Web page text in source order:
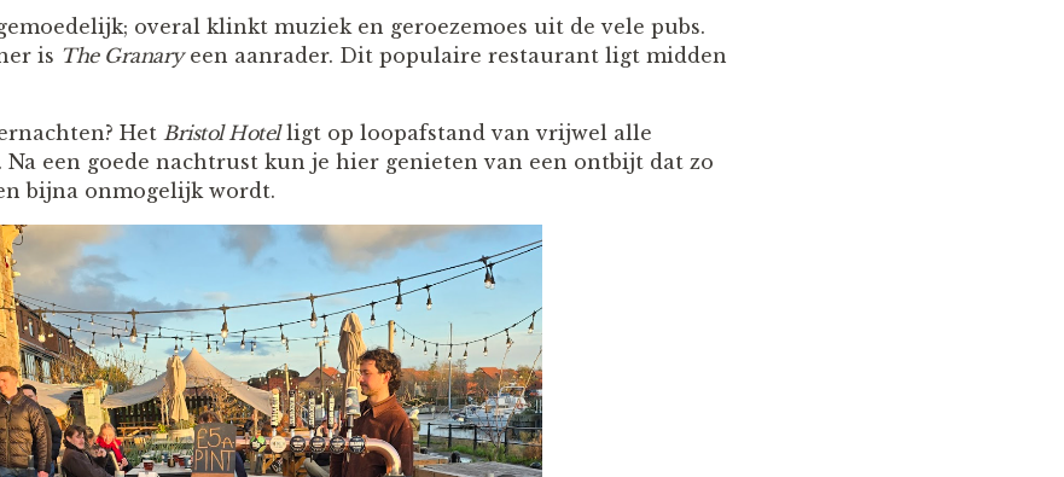
overal klinkt muziek en geroezemoes uit de vele pubs.
is The Granaryeen aanrader. Dit populaire restaurant ligt midden
Het Bristol Hotelligt op loopafstand van vrijwel alle
Na een goede nachtrust kun je hier genieten van een ontbijt dat zo
bijna onmogelijk wordt.